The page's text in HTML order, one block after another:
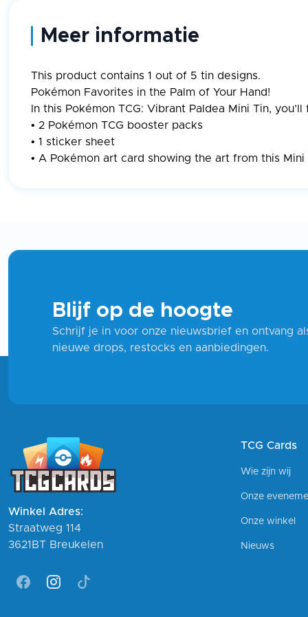
Meer informatie
This product contains 1 out of 5 tin designs.
Pokémon Favorites in the Palm of Your Hand!
In this Pokémon TCG: Vibrant Paldea Mini Tin, you’ll
• 2 Pokémon TCG booster packs
• 1 sticker sheet
• A Pokémon art card showing the art from this
Blijf op de hoogte
Schrijf je in voor onze nieuwsbrief en ontvang
nieuwe drops, restocks en aanbiedingen.
Winkel Adres:
Straatweg 114
3621BT Breukelen
FacebookInstagram
Tiktok
TCG Cards
Wie zijn wij
Onze
Onze winkel
Nieuws